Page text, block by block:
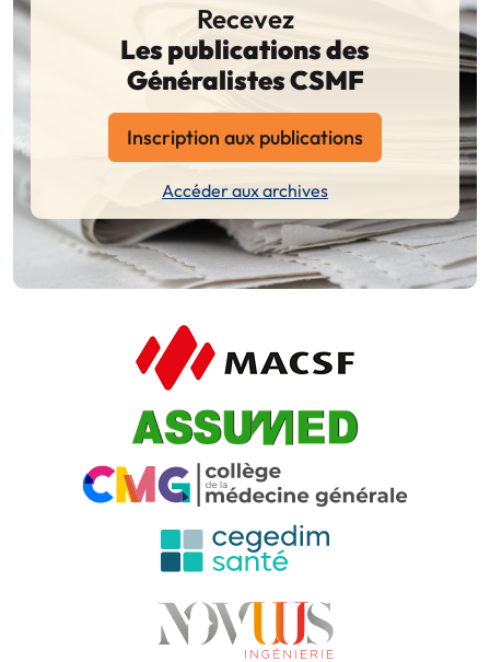
Recevez
Les publications des
Généralistes CSMF
Inscription aux publications
Accéder aux archives